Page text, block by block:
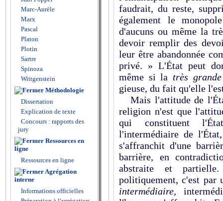
Marc-Aurèle
Marx
Pascal
Platon
Plotin
Sartre
Spinoza
Wittgenstein
Méthodologie
Dissertation
Explication de texte
Concours : rapports des
jury
Ressources en
ligne
Ressources en ligne
Agrégation
interne
Informations officielles
faudrait, du reste,
également le
d'aucuns ou même la
devoir remplir des
leur être abandonnée
privé. » L'État peut
même si la très
gieuse, du fait qu'elle
Mais l'attitude de
religion n'est que
qui constituent
l'intermédiaire de
s'affranchit d'une
barrière, en
abstraite et
politiquement, c'est par
intermédiaire,